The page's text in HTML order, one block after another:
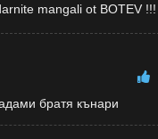
mangali ot BOTEV !!!
братя кънари